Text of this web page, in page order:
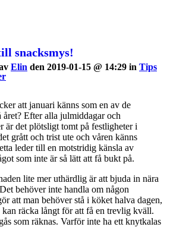
snacksmys!
Elin den 2019-01-15 @ 14:29 in Tips
att januari känns som en av de
året? Efter alla julmiddagar och
är det plötsligt tomt på festligheter i
grått och trist ute och våren känns
leder till en motstridig känsla av
som inte är så lätt att få bukt på.
lite mer uthärdlig är att bjuda in nära
behöver inte handla om någon
att man behöver stå i köket halva dagen,
räcka långt för att få en trevlig kväll.
som räknas. Varför inte ha ett knytkalas